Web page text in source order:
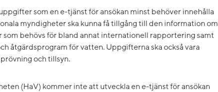
som en e-tjänst för ansökan minst behöver innehålla
myndigheter ska kunna få tillgång till den information om
som behövs för bland annat internationell rapportering samt
åtgärdsprogram för vatten. Uppgifterna ska också vara
och tillsyn.
(HaV) kommer inte att utveckla en e-tjänst för ansökan